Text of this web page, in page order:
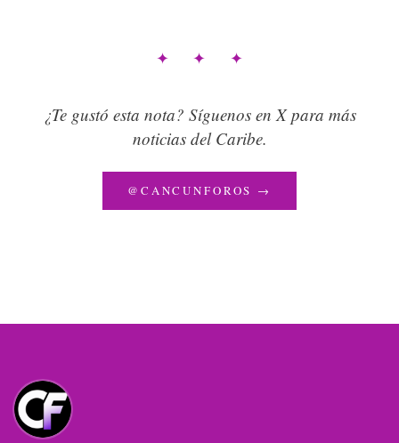
✦ ✦ ✦
¿Te gustó esta nota? Síguenos en X para más
noticias del Caribe.
@CANCUNFOROS →